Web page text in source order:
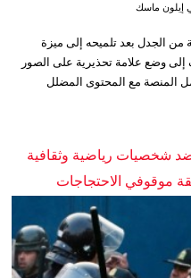
إيلون ماسك
من الجدل بعد تلميحه إلى ميزة
وضع علامة تحذيرية على الصور
المنصة مع المحتوى المضلل
ضد شخصيات رياضية وثقافية
موقوفي الاحتجاجات